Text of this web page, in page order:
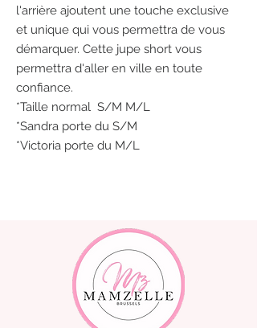
l'arrière ajoutent une touche exclusive
et unique qui vous permettra de vous
démarquer. Cette jupe short vous
permettra d'aller en ville en toute
confiance.
*Taille normal S/M M/L
*Sandra porte du S/M
*Victoria porte du M/L